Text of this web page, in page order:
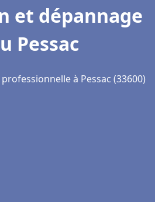
et dépannage
Pessac
à Pessac (33600)